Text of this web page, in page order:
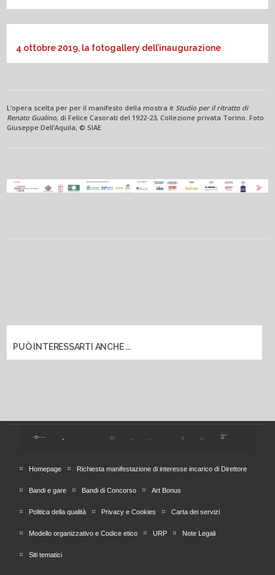
4 ottobre 2019, la fotogallery dell’inaugurazione
L’opera scelta per per il manifesto della mostra è Studio per il ritratto di
Renato Gualino, di Felice Casorati del 1922-23, Collezione privata Torino. Foto
Giuseppe Dell’Aquila, © SIAE
PUÒ INTERESSARTI ANCHE ...
Homepage Richiesta manifestazione di interesse incarico di Direttore
Bandi e gare Bandi di Concorso Art Bonus
Politica della qualità Privacy e Cookies Carta dei servizi
Modello organizzativo e Codice etico URP Note Legali
Siti tematici